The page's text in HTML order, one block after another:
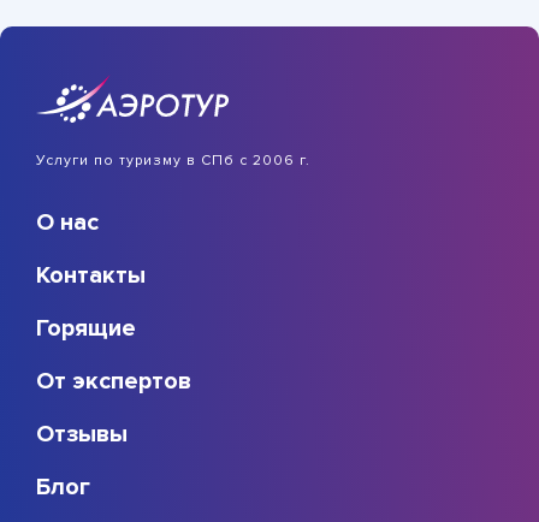
Услуги по туризму в СПб с 2006 г.
О нас
Контакты
Горящие
От экспертов
Отзывы
Блог